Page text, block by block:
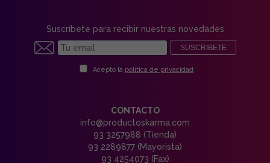
Suscríbete para recibir nuestras novedades
SUSCRIBETE
Acepto la política de privacidad
CONTACTO
info@productoskarma.com
93 3257988 (Tienda)
93 2289877 (Mayorista)
93 4254073 (Fax)